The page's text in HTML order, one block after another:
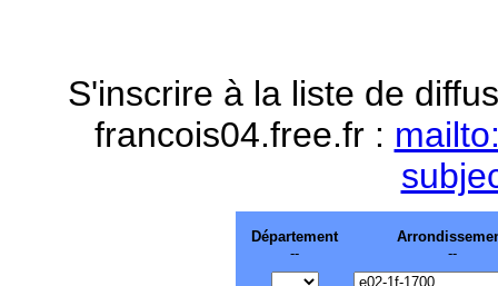
S'inscrire à la liste de
francois04.free.fr :
Département
--
--